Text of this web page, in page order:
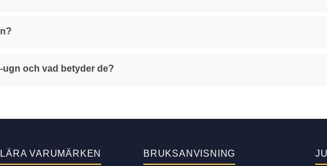
och vad betyder de?
VARUMÄRKEN BRUKSANVISNING